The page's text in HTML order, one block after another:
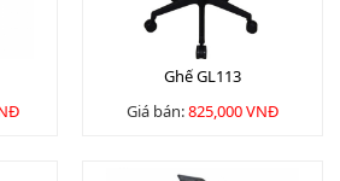
Ghế GL113
Giá bán:825,000 VNĐ